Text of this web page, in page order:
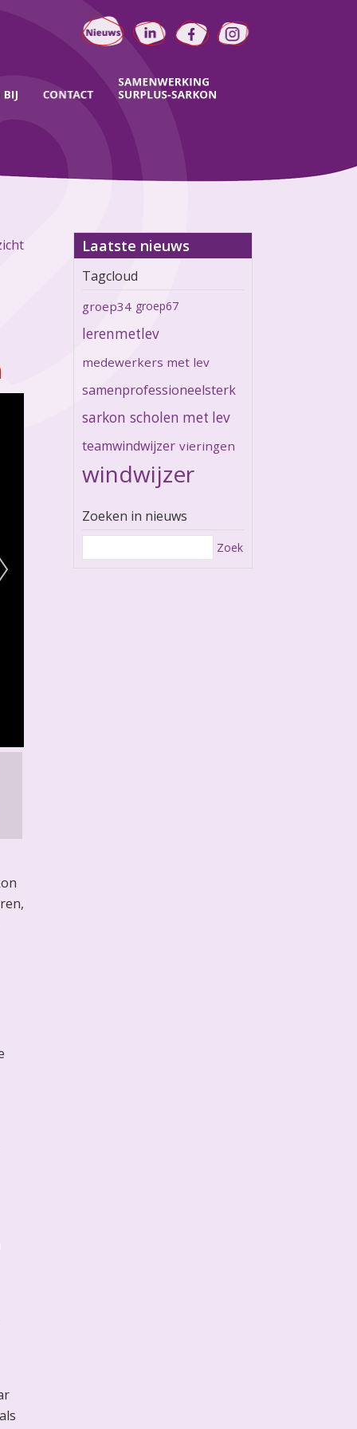
Laatste nieuws
Tagcloud
groep34 groep67
lerenmetlev
medewerkers met lev
samenprofessioneelsterk
sarkon scholen met lev
teamwindwijzer vieringen
windwijzer
Zoeken in nieuws
Zoek